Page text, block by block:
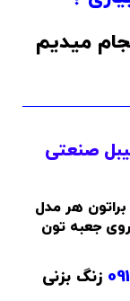
میدیم
صنعتی
هر مدل
جعبه تون
زنگ بزنی